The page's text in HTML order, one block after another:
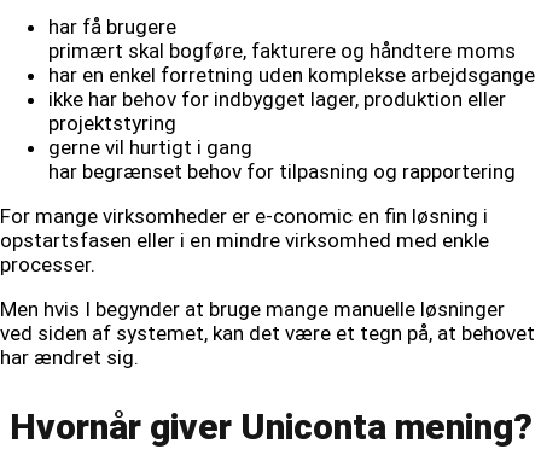
har få brugere
primært skal bogføre, fakturere og håndtere moms
har en enkel forretning uden komplekse arbejdsgange
ikke har behov for indbygget lager, produktion eller
projektstyring
gerne vil hurtigt i gang
har begrænset behov for tilpasning og rapportering
For mange virksomheder er e-conomic en fin løsning i
opstartsfasen eller i en mindre virksomhed med enkle
processer.
Men hvis I begynder at bruge mange manuelle løsninger
ved siden af systemet, kan det være et tegn på, at behovet
har ændret sig.
Hvornår giver Uniconta mening?